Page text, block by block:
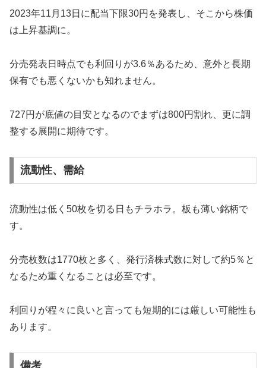
2023年11月13日に配当下限30円を発表し、そこから株価
は上昇基調に。
分売発表日時点でも利回りが3.6％あるため、意外と長期
保有でも悪くないかも知れません。
727円が底値の目安となるのでまずは800円割れ、更に調
整する展開に期待です。
流動性、需給
流動性は低く50枚を切る日もチラホラ。板も薄い銘柄で
す。
分売枚数は1770枚と多く、発行済株式数に対して約5％と
なるため重くなることは必至です。
利回りが程々に良いと言っても短期的には厳しい可能性も
あります。